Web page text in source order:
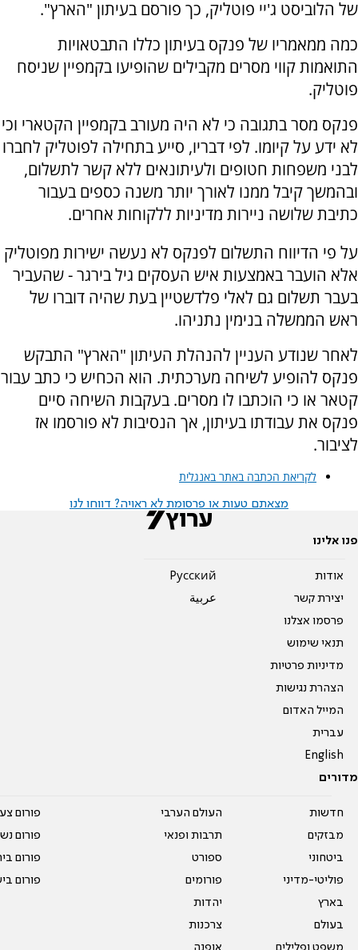
של הלוביסט ג'יי פוטליק, כך פורסם בעיתון "הארץ".
כמה ממאמריו של פנקס בעיתון כללו התבטאויות
התואמות קווי מסרים מקבילים שהופיעו בקמפיין שניסח
פוטליק.
פנקס מסר בתגובה כי לא היה מעורב בקמפיין הקטארי וכי
לא ידע על קיומו. לפי דבריו, סייע בתחילה לפוטליק לחברו
לבני משפחות חטופים ולעיתונאים ללא קשר לתשלום,
ובהמשך קיבל ממנו לאורך יותר משנה כספים בעבור
כתיבת שלושה ניירות מדיניות ללקוחות אחרים.
על פי הדיווח התשלום לפנקס לא נעשה ישירות מפוטליק
אלא הועבר באמצעות איש העסקים גיל בירגר - שהעביר
בעבר תשלום גם לאלי פלדשטיין בעת שהיה דוברו של
ראש הממשלה בנימין נתניהו.
לאחר שנודע העניין להנהלת העיתון "הארץ" התבקש
פנקס להופיע לשיחה מערכתית. הוא הכחיש כי כתב עבור
קטאר או כי הוכתבו לו מסרים. בעקבות השיחה סיים
פנקס את עבודתו בעיתון, אך הנסיבות לא פורסמו אז
לציבור.
לקריאת הכתבה באתר באנגלית
מצאתם טעות או פרסומת לא ראויה? דווחו לנו
פנו אלינו
אודות
יצירת קשר
פרסמו אצלנו
תנאי שימוש
מדיניות פרטיות
הצהרת נגישות
המייל האדום
עברית
English
Pусский
عربية
מדורים
חדשות
מבזקים
ביטחוני
פוליטי-מדיני
בארץ
בעולם
משפט ופלילים
העולם הערבי
תרבות ופנאי
ספורט
פורומים
יהדות
צרכנות
אופנה
פורום
פורום
פורום
פורום